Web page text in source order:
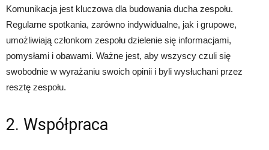
Komunikacja jest kluczowa dla budowania ducha zespołu.
Regularne spotkania, zarówno indywidualne, jak i grupowe,
umożliwiają członkom zespołu dzielenie się informacjami,
pomysłami i obawami. Ważne jest, aby wszyscy czuli się
swobodnie w wyrażaniu swoich opinii i byli wysłuchani przez
resztę zespołu.
2. Współpraca